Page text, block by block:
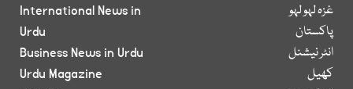
غزہ لہو لہو
پاکستان
انٹر نیشنل
کھیل
International News in
Urdu
Business News in Urdu
Urdu Magazine